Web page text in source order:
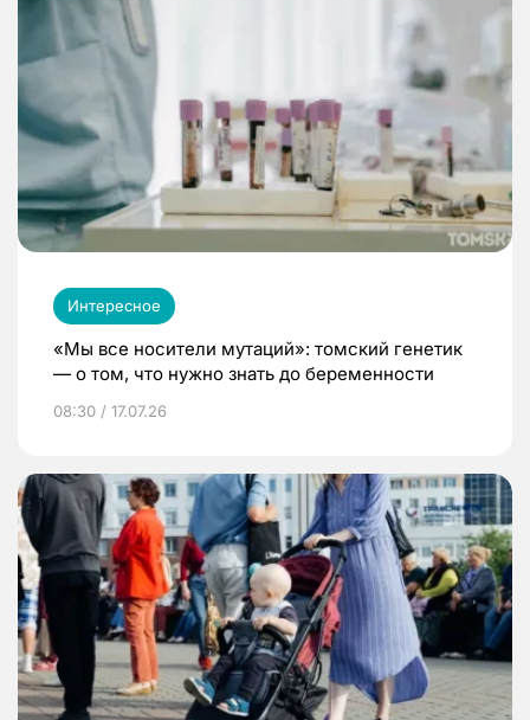
Интересное
«Мы все носители мутаций»: томский генетик
— о том, что нужно знать до беременности
08:30 / 17.07.26